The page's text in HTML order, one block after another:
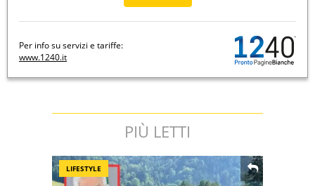
Per info su servizi e tariffe:
www.1240.it
PIÙ LETTI
LIFESTYLE